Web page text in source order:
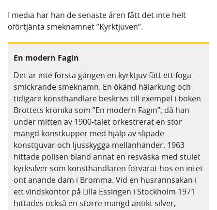
I media har han de senaste åren fått det inte helt
oförtjänta smeknamnet ”Kyrktjuven”.
En modern Fagin
Det är inte första gången en kyrktjuv fått ett föga
smickrande smeknamn. En ökänd hälarkung och
tidigare konsthandlare beskrivs till exempel i boken
Brottets krönika som ”En modern Fagin”, då han
under mitten av 1900-talet orkestrerat en stor
mängd konstkupper med hjälp av slipade
konsttjuvar och ljusskygga mellanhänder. 1963
hittade polisen bland annat en resväska med stulet
kyrksilver som konsthandlaren förvarat hos en intet
ont anande dam i Bromma. Vid en husrannsakan i
ett vindskontor på Lilla Essingen i Stockholm 1971
hittades också en större mängd antikt silver,